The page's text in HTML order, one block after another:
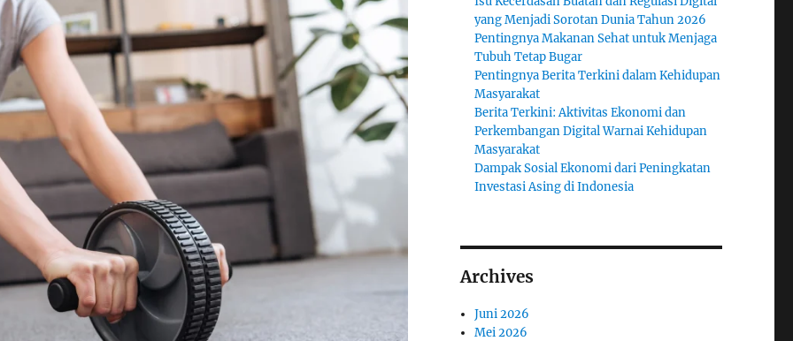
yang Menjadi Sorotan Dunia Tahun 2026
Pentingnya Makanan Sehat untuk Menjaga
Tubuh Tetap Bugar
Pentingnya Berita Terkini dalam Kehidupan
Masyarakat
Berita Terkini: Aktivitas Ekonomi dan
Perkembangan Digital Warnai Kehidupan
Masyarakat
Dampak Sosial Ekonomi dari Peningkatan
Investasi Asing di Indonesia
Archives
Juni 2026
Mei 2026